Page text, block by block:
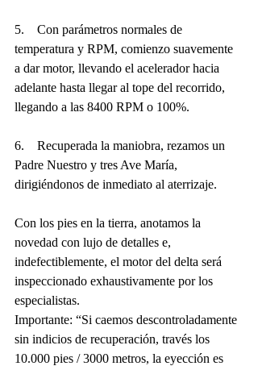
5.    Con parámetros normales de
temperatura y RPM, comienzo suavemente
a dar motor, llevando el acelerador hacia
adelante hasta llegar al tope del recorrido,
llegando a las 8400 RPM o 100%.
6.    Recuperada la maniobra, rezamos un
Padre Nuestro y tres Ave María,
dirigiéndonos de inmediato al aterrizaje.
Con los pies en la tierra, anotamos la
novedad con lujo de detalles e,
indefectiblemente, el motor del delta será
inspeccionado exhaustivamente por los
especialistas.
Importante: “Si caemos descontroladamente
sin indicios de recuperación, través los
10.000 pies / 3000 metros, la eyección es